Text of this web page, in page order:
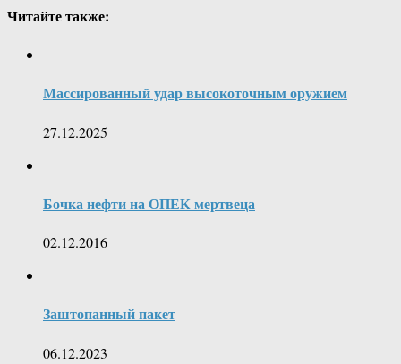
Читайте также:
Массированный удар высокоточным оружием
27.12.2025
Бочка нефти на ОПЕК мертвеца
02.12.2016
Заштопанный пакет
06.12.2023